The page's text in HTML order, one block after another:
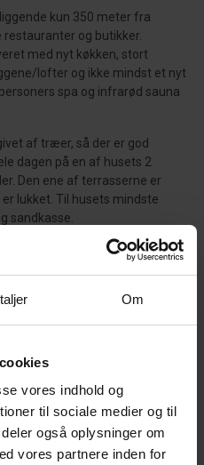
Om
vores indhold og
til sociale medier og til
også oplysninger om
vores partnere inden for
kun 350 meter fra
og butikker.
med nyt køkken, stort
lofter og ikke mindst et nyt
spa og infrarød sauna
af træer, så der er god
dagen på en af husets 2
Den ene af terrasserne er
lukket. Til husets mindste
sandkasse.
sig et stort gå og vandre
varmepumpe, så
Område